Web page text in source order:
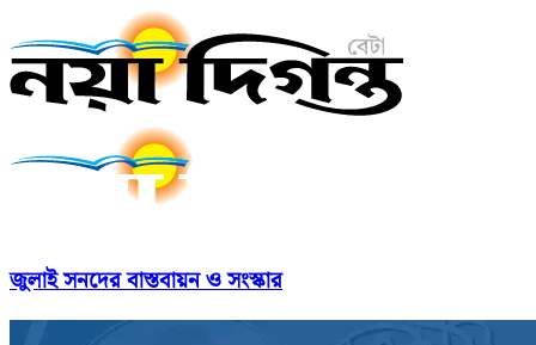
জুলাই সনদের বাস্তবায়ন ও সংস্কার